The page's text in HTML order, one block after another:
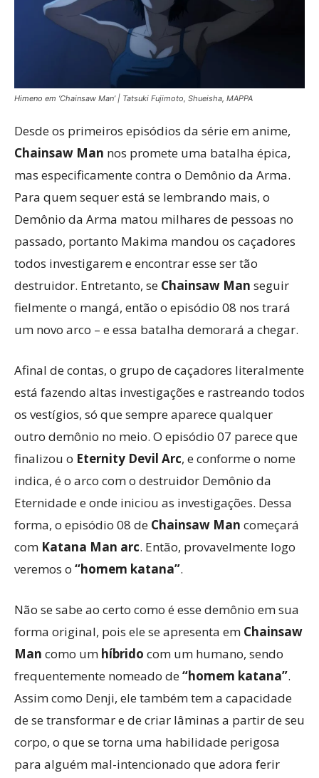
Himeno em ‘Chainsaw Man’ | Tatsuki Fujimoto, Shueisha, MAPPA
Desde os primeiros episódios da série em anime,
Chainsaw Man nos promete uma batalha épica,
mas especificamente contra o Demônio da Arma.
Para quem sequer está se lembrando mais, o
Demônio da Arma matou milhares de pessoas no
passado, portanto Makima mandou os caçadores
todos investigarem e encontrar esse ser tão
destruidor. Entretanto, se Chainsaw Man seguir
fielmente o mangá, então o episódio 08 nos trará
um novo arco – e essa batalha demorará a chegar.
Afinal de contas, o grupo de caçadores literalmente
está fazendo altas investigações e rastreando todos
os vestígios, só que sempre aparece qualquer
outro demônio no meio. O episódio 07 parece que
finalizou o Eternity Devil Arc, e conforme o nome
indica, é o arco com o destruidor Demônio da
Eternidade e onde iniciou as investigações. Dessa
forma, o episódio 08 de Chainsaw Man começará
com Katana Man arc. Então, provavelmente logo
veremos o “homem katana”.
Não se sabe ao certo como é esse demônio em sua
forma original, pois ele se apresenta em Chainsaw
Man como um híbrido com um humano, sendo
frequentemente nomeado de“homem katana”.
Assim como Denji, ele também tem a capacidade
de se transformar e de criar lâminas a partir de seu
corpo, o que se torna uma habilidade perigosa
para alguém mal-intencionado que adora ferir